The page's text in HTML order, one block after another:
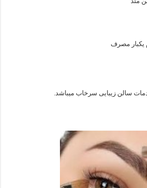
یکبار مصرف
سالن زیبایی سرخاب میباشد.